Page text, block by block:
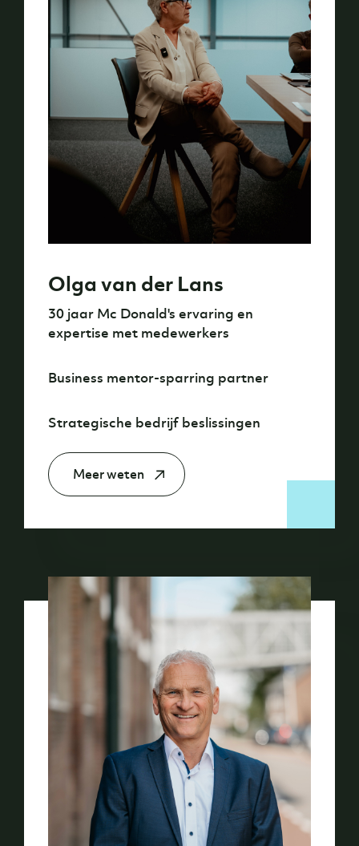
Olga van der Lans
30 jaar Mc Donald's ervaring en
expertise met medewerkers
Business mentor-sparring partner
Strategische bedrijf beslissingen
Meer weten